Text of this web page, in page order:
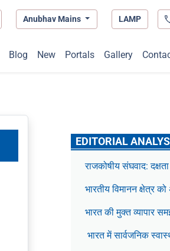
Anubhav Mains LAMP
Blog New Portals Gallery
EDITORIAL
राजकोषीय संघवाद:
भारतीय विमानन क्षेत्र
भारत की मुक्त व्यापार
भारत में सार्वजनिक